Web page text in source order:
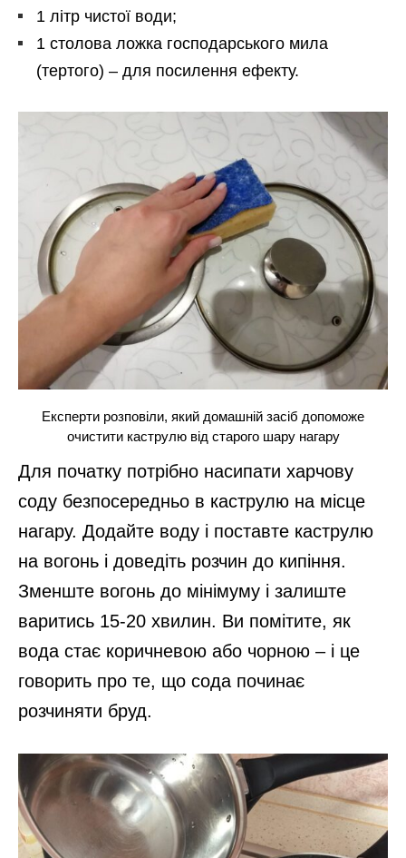
1 літр чистої води;
1 столова ложка господарського мила
(тертого) – для посилення ефекту.
Експерти розповіли, який домашній засіб допоможе
очистити каструлю від старого шару нагару
Для початку потрібно насипати харчову
соду безпосередньо в каструлю на місце
нагару. Додайте воду і поставте каструлю
на вогонь і доведіть розчин до кипіння.
Зменште вогонь до мінімуму і залиште
варитись 15-20 хвилин. Ви помітите, як
вода стає коричневою або чорною – і це
говорить про те, що сода починає
розчиняти бруд.